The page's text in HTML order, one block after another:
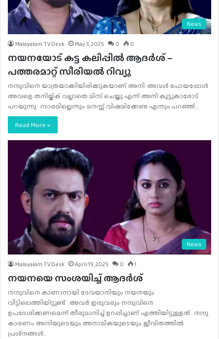
News
Malayalam TV Desk May 3, 2025 0 0
നയനയോട് കട്ട കലിപ്പിൽ ആദർശ് –
പത്തരമാറ്റ് സീരിയൽ റിവ്യൂ
നന്ദുവിനെ യാത്രയാക്കിയിരിക്കുകയാണ് അനി. അവള്‍ പോയപ്പോള്‍
അവളെ തനിയ്ക്ക് വല്ലാതെ മിസ് ചെയ്തു എന്ന് അനി കൂട്ടുകാരോട്
പറയുന്നു . സാരമില്ലെന്നും മനസ്സ് വിഷമിക്കേണ്ട എന്നും പറഞ്ഞ്…
Read More »
News
Malayalam TV Desk April 19, 2025 0 1
നയനയെ സംശയിച്ച് ആദർശ്
നന്ദുവിനെ കാണാനായി ദേവയാനിയും നയനയും
വീട്ടിലെത്തിയിട്ടുണ്ട് . അവര്‍ ഇരുവരും നന്ദുവിനെ
ഉപദേശിക്കണമെന്ന് തീരുമാനിച്ച് ഉറപ്പിച്ചാണ് എത്തിയിട്ടുള്ളത് . നന്ദു
കാരണം അനിയുടെയും അനാമികയുടെയും ജീവിതത്തില്‍
പ്രശ്‌നങ്ങള്‍…